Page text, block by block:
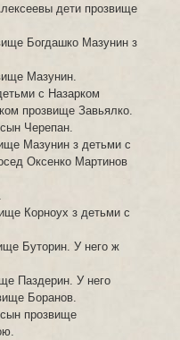
дети прозвище
Богдашко Мазунин з
Мазунин.
с Назарком
прозвище Завьялко.
Черепан.
Мазунин з детьми с
Оксенко Мартинов
Корноух з детьми с
Буторин. У него ж
Паздерин. У него
Боранов.
прозвище